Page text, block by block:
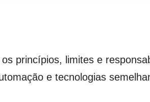
princípios, limites e
e tecnologias